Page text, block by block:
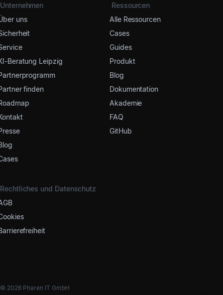
Unternehmen
uns
Beratung Leipzig
finden
Ressourcen
Alle Ressourcen
Cases
Guides
Produkt
Blog
Dokumentation
Akademie
FAQ
GitHub
Rechtliches und Datenschutz
© 2026 Pharen IT GmbH